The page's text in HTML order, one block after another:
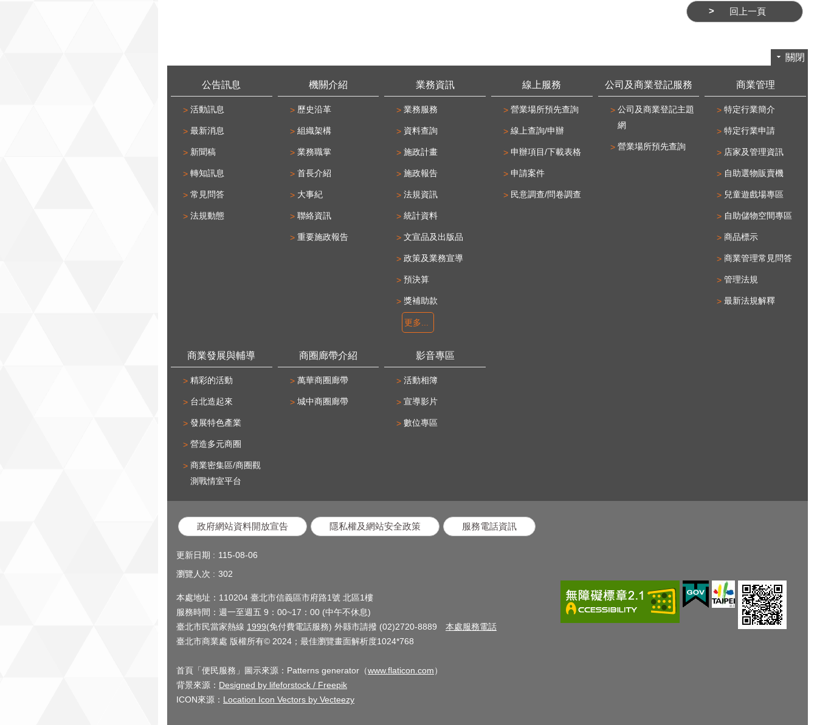
回上一頁
關閉
公告訊息
活動訊息
最新消息
新聞稿
轉知訊息
常見問答
法規動態
機關介紹
歷史沿革
組織架構
業務職掌
首長介紹
大事紀
聯絡資訊
重要施政報告
業務資訊
業務服務
資料查詢
施政計畫
施政報告
法規資訊
統計資料
文宣品及出版品
政策及業務宣導
預決算
獎補助款
更多...
線上服務
營業場所預先查詢
線上查詢/申辦
申辦項目/下載表格
申請案件
民意調查/問卷調查
公司及商業登記服務
公司及商業登記主題
網
營業場所預先查詢
商業管理
特定行業簡介
特定行業申請
店家及管理資訊
自助選物販賣機
兒童遊戲場專區
自助儲物空間專區
商品標示
商業管理常見問答
管理法規
最新法規解釋
商業發展與輔導
精彩的活動
台北造起來
發展特色產業
營造多元商圈
商業密集區/商圈觀
測戰情室平台
商圈廊帶介紹
萬華商圈廊帶
城中商圈廊帶
影音專區
活動相簿
宣導影片
數位專區
政府網站資料開放宣告 隱私權及網站安全政策 服務電話資訊
更新日期
115-08-06
瀏覽人次
302
本處地址：110204 臺北市信義區市府路1號 北區1樓
服務時間：週一至週五 9：00~17：00 (中午不休息)
臺北市民當家熱線 1999(免付費電話服務) 外縣市請撥 (02)2720-8889 本處服務電話
臺北市商業處 版權所有© 2024；最佳瀏覽畫面解析度1024*768
首頁「便民服務」圖示來源：Patterns generator（www.flaticon.com）
背景來源： Designed by lifeforstock / Freepik
ICON來源： Location Icon Vectors by Vecteezy